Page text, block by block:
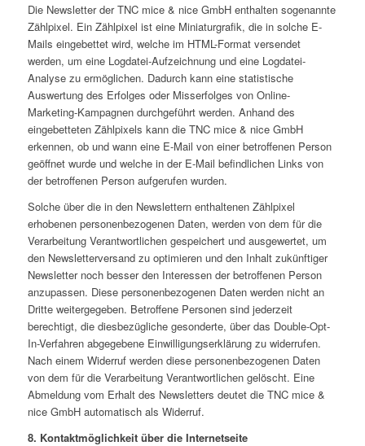
Die Newsletter der TNC mice & nice GmbH enthalten sogenannte
Zählpixel. Ein Zählpixel ist eine Miniaturgrafik, die in solche E-
Mails eingebettet wird, welche im HTML-Format versendet
werden, um eine Logdatei-Aufzeichnung und eine Logdatei-
Analyse zu ermöglichen. Dadurch kann eine statistische
Auswertung des Erfolges oder Misserfolges von Online-
Marketing-Kampagnen durchgeführt werden. Anhand des
eingebetteten Zählpixels kann die TNC mice & nice GmbH
erkennen, ob und wann eine E-Mail von einer betroffenen Person
geöffnet wurde und welche in der E-Mail befindlichen Links von
der betroffenen Person aufgerufen wurden.
Solche über die in den Newslettern enthaltenen Zählpixel
erhobenen personenbezogenen Daten, werden von dem für die
Verarbeitung Verantwortlichen gespeichert und ausgewertet, um
den Newsletterversand zu optimieren und den Inhalt zukünftiger
Newsletter noch besser den Interessen der betroffenen Person
anzupassen. Diese personenbezogenen Daten werden nicht an
Dritte weitergegeben. Betroffene Personen sind jederzeit
berechtigt, die diesbezügliche gesonderte, über das Double-Opt-
In-Verfahren abgegebene Einwilligungserklärung zu widerrufen.
Nach einem Widerruf werden diese personenbezogenen Daten
von dem für die Verarbeitung Verantwortlichen gelöscht. Eine
Abmeldung vom Erhalt des Newsletters deutet die TNC mice &
nice GmbH automatisch als Widerruf.
8. Kontaktmöglichkeit über die Internetseite